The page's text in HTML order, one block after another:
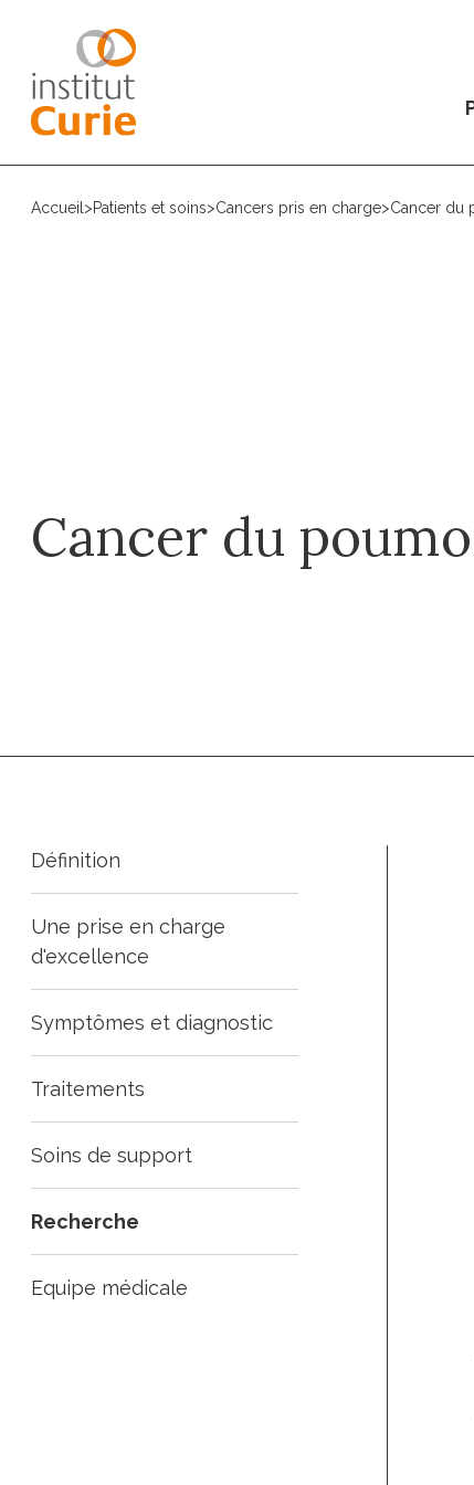
Accueil >Patients et soins>Cancers pris en charge>Cancer du
Cancer du
Définition
Une prise en charge
d'excellence
Symptômes et diagnostic
Traitements
Soins de support
Recherche
Equipe médicale